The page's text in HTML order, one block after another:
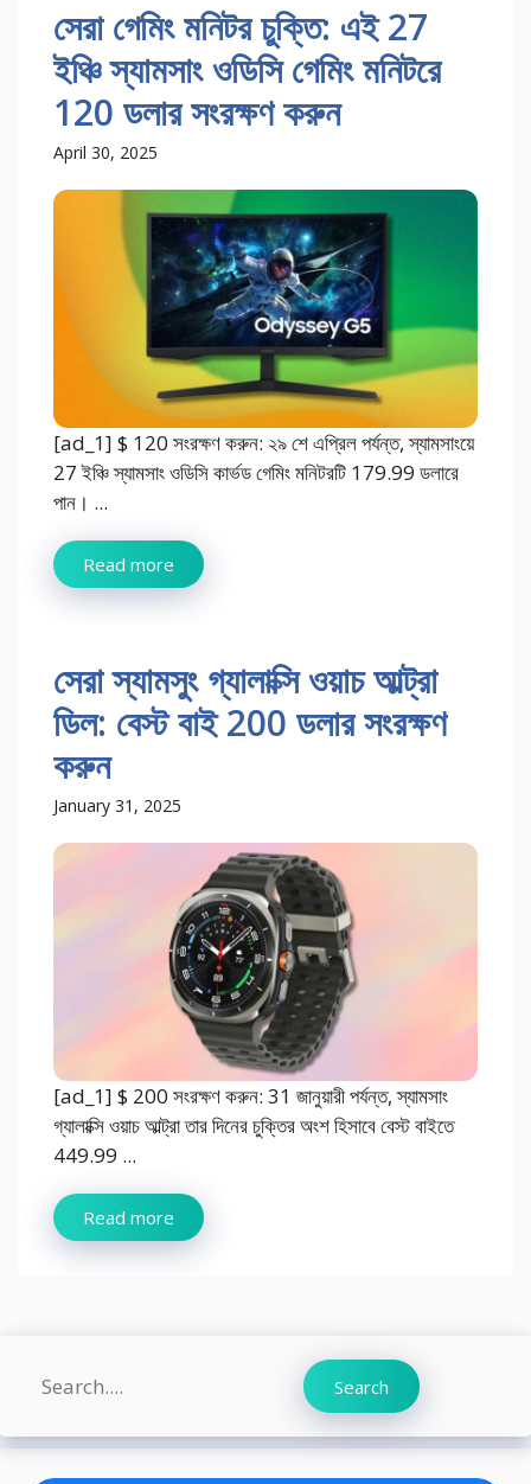
সেরা গেমিং মনিটর চুক্তি: এই 27
ইঞ্চি স্যামসাং ওডিসি গেমিং মনিটরে
120 ডলার সংরক্ষণ করুন
April 30, 2025
[ad_1] $ 120 সংরক্ষণ করুন: ২৯ শে এপ্রিল পর্যন্ত, স্যামসাংয়ে
27 ইঞ্চি স্যামসাং ওডিসি কার্ভড গেমিং মনিটরটি 179.99 ডলারে
পান। ...
Read more
সেরা স্যামসুং গ্যালাক্সি ওয়াচ আল্ট্রা
ডিল: বেস্ট বাই 200 ডলার সংরক্ষণ
করুন
January 31, 2025
[ad_1] $ 200 সংরক্ষণ করুন: 31 জানুয়ারী পর্যন্ত, স্যামসাং
গ্যালাক্সি ওয়াচ আল্ট্রা তার দিনের চুক্তির অংশ হিসাবে বেস্ট বাইতে
449.99 ...
Read more
Search Search